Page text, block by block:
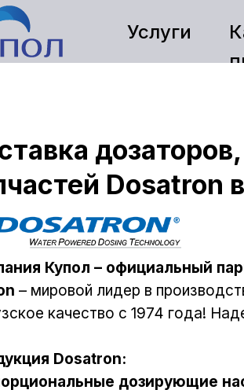
Услуги
Dosatron
Купол – официальный
– мировой лидер в
качество с 1974 года!
Dosatron:
дозирующие